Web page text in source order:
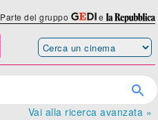
Parte del gruppo e
Vai alla ricerca avanzata »